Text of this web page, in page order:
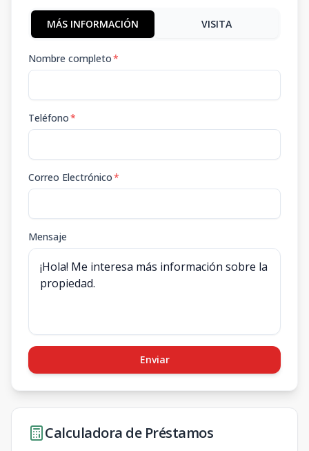
MÁS INFORMACIÓN VISITA
Nombre completo*
Teléfono*
Correo Electrónico*
Mensaje
Enviar
Calculadora de Préstamos